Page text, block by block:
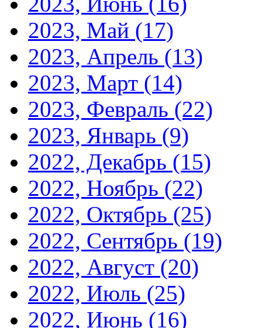
2023, Май (17)
2023, Апрель (13)
2023, Март (14)
2023, Февраль (22)
2023, Январь (9)
2022, Декабрь (15)
2022, Ноябрь (22)
2022, Октябрь (25)
2022, Сентябрь (19)
2022, Август (20)
2022, Июль (25)
2022, Июнь (16)